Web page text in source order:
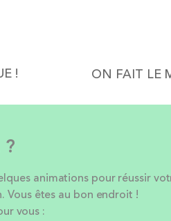
! ON FAIT LE
animations pour réussir
êtes au bon endroit !
vous :